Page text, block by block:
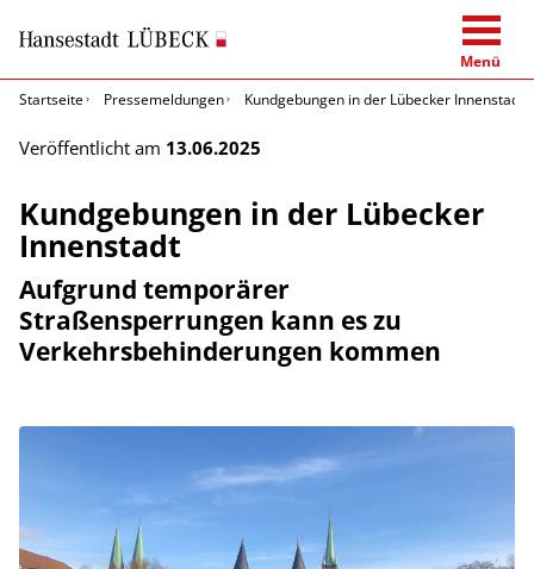
Menü
Startseite
Pressemeldungen Kundgebungen in der Lübecker Innenstadt
Veröffentlicht am 13.06.2025
Kundgebungen in der Lübecker
Innenstadt
Aufgrund temporärer
Straßensperrungen kann es zu
Verkehrsbehinderungen kommen